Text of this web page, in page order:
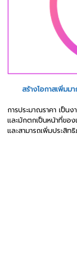
สร้างโอกาสเพิ่มม
การประมาณราคา เป็น
และมักตกเป็นหน้าที่ขอ
และสามารถเพิ่มประสิท